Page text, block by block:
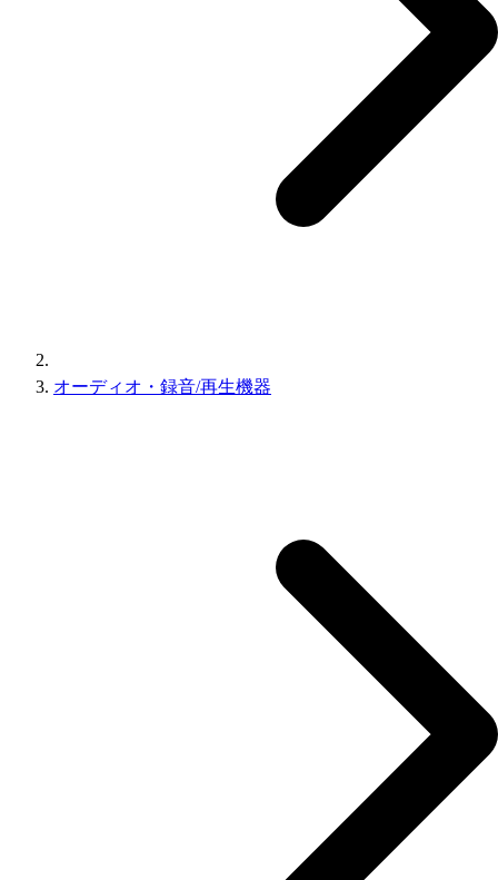
オーディオ・録音/再生機器